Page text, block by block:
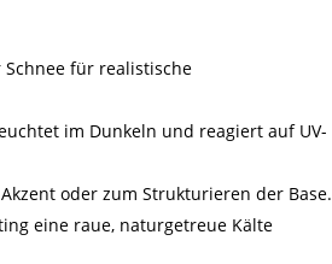
für realistische
im Dunkeln und reagiert auf UV-
oder zum Strukturieren der Base.
eine raue, naturgetreue Kälte